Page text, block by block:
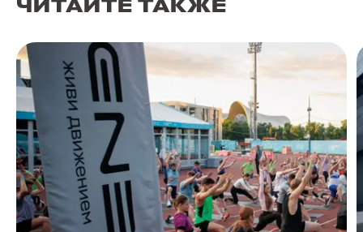
ЧИТАЙТЕ ТАКЖЕ